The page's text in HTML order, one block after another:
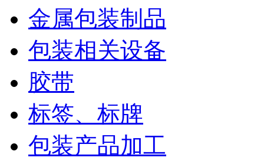
金属包装制品
包装相关设备
胶带
标签、标牌
包装产品加工